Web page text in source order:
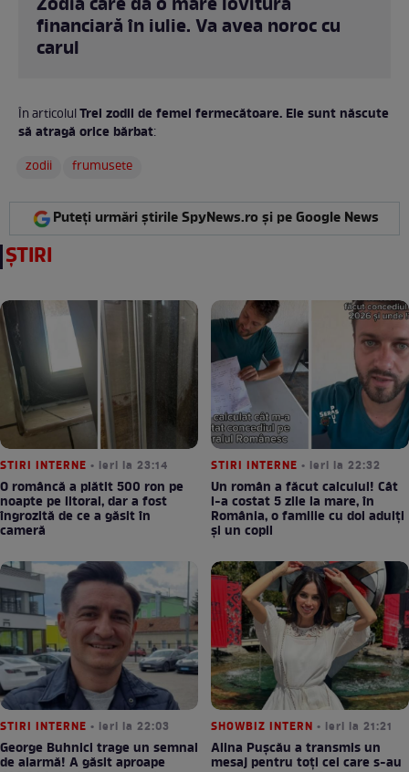
Zodia care dă o mare lovitură
financiară în iulie. Va avea noroc cu
carul
În articolulTrei zodii de femei fermecătoare. Ele sunt născute
să atragă orice bărbat:
zodii
frumusete
Puteți urmări știrile SpyNews.ro și pe Google News
ȘTIRI
STIRI INTERNE • ieri la 23:14
O româncă a plătit 500 ron pe
noapte pe litoral, dar a fost
îngrozită de ce a găsit în
cameră
STIRI INTERNE • ieri la 22:32
Un român a făcut calculul! Cât
l-a costat 5 zile la mare, în
România, o familie cu doi adulți
și un copil
STIRI INTERNE • ieri la 22:03
George Buhnici trage un semnal
de alarmă! A găsit aproape
SHOWBIZ INTERN • ieri la 21:21
Alina Pușcău a transmis un
mesaj pentru toți cei care s-au